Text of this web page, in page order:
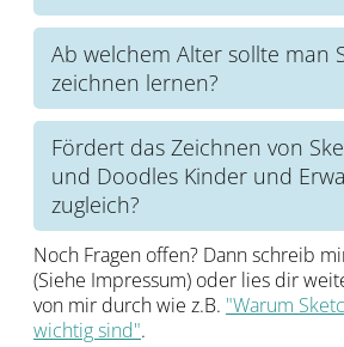
Ja, aber nur wenn du bereit bist
zu lassen und dich den Farben
hinzugeben. Dein Kopf und
dem Moment beschäftigt, dass die
Gedanken im Kopf nach und
werden.
Ab welchem Alter sollte man
zeichnen lernen?
Ab dem Schulalter macht es sinn,
man mit Hilfe von kleinen Bildern
kann.
Das Zeichnen selbst ist aber eine
im Vorschulalter die Stifthaltung
Koordination zu trainieren.
Fördert das Zeichnen von
und Doodles Kinder und
zugleich?
Kreativität ist für jedes Alter da!
sowohl bei Kindern als auch bei
Auge-Hand-Koordination, das
Merken sowie das entspannen
gleichzeitige nutzen von Körper
Noch Fragen offen? Dann schreib
(Siehe Impressum) oder lies dir
von mir durch wie z.B. "Warum
wichtig sind".